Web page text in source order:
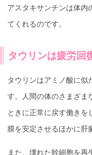
アスタキサンチンは体内
てくれるのです。
タウリンは疲労回
タウリンはアミノ酸に似
す。人間の体のさまざま
ときに正常に戻す働きを
膜を安定させるほかに肝
また、壊れた幹細胞を再